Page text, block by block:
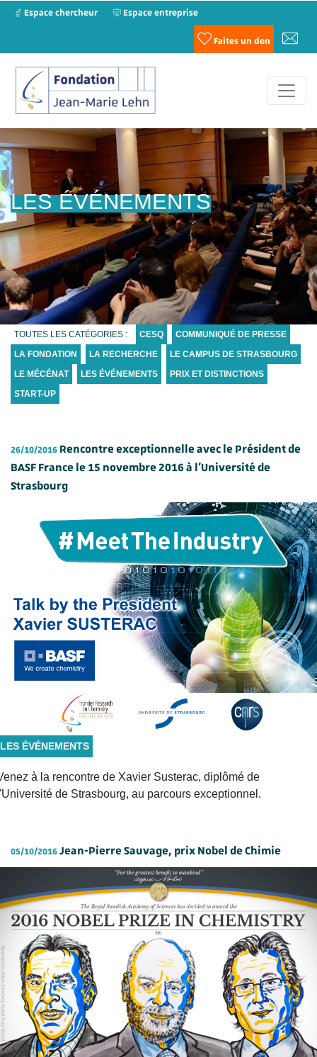
Espace chercheur Espace entreprise
Faites un don
LES ÉVÉNEMENTS
TOUTES LES CATÉGORIES : CESQ
COMMUNIQUÉ DE PRESSE
LA FONDATION
LA RECHERCHE
LE CAMPUS DE STRASBOURG
LE MÉCÉNAT
LES ÉVÉNEMENTS
PRIX ET DISTINCTIONS
START-UP
26/10/2016 Rencontre exceptionnelle avec le Président de
BASF France le 15 novembre 2016 à l’Université de
Strasbourg
LES ÉVÉNEMENTS
à la rencontre de Xavier Susterac, diplômé de
de Strasbourg, au parcours exceptionnel.
05/10/2016Jean-Pierre Sauvage, prix Nobel de Chimie